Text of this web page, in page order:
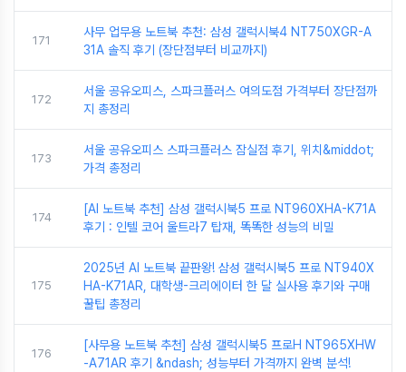
171
사무 업무용 노트북 추천: 삼성 갤럭시북4 NT750XGR-A
31A 솔직 후기 (장단점부터 비교까지)
172
서울 공유오피스, 스파크플러스 여의도점 가격부터 장단점까
지 총정리
173
서울 공유오피스 스파크플러스 잠실점 후기, 위치&middot;
가격 총정리
174
[AI 노트북 추천] 삼성 갤럭시북5 프로 NT960XHA-K71A
후기 : 인텔 코어 울트라7 탑재, 똑똑한 성능의 비밀
175
2025년 AI 노트북 끝판왕! 삼성 갤럭시북5 프로 NT940X
HA-K71AR, 대학생-크리에이터 한 달 실사용 후기와 구매
꿀팁 총정리
176
[사무용 노트북 추천] 삼성 갤럭시북5 프로H NT965XHW
-A71AR 후기 &ndash; 성능부터 가격까지 완벽 분석!